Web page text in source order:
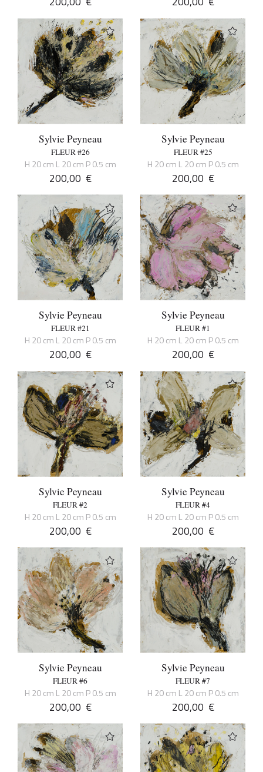
Sylvie Peyneau
FLEUR #26
H 20 cm L 20 cm P 0.5 cm
200,00 €
Sylvie Peyneau
FLEUR #25
H 20 cm L 20 cm P 0.5 cm
200,00 €
Sylvie Peyneau
FLEUR #21
H 20 cm L 20 cm P 0.5 cm
200,00 €
Sylvie Peyneau
FLEUR #1
H 20 cm L 20 cm P 0.5 cm
200,00 €
Sylvie Peyneau
FLEUR #2
H 20 cm L 20 cm P 0.5 cm
200,00 €
Sylvie Peyneau
FLEUR #4
H 20 cm L 20 cm P 0.5 cm
200,00 €
Sylvie Peyneau
FLEUR #6
H 20 cm L 20 cm P 0.5 cm
200,00 €
Sylvie Peyneau
FLEUR #7
H 20 cm L 20 cm P 0.5 cm
200,00 €